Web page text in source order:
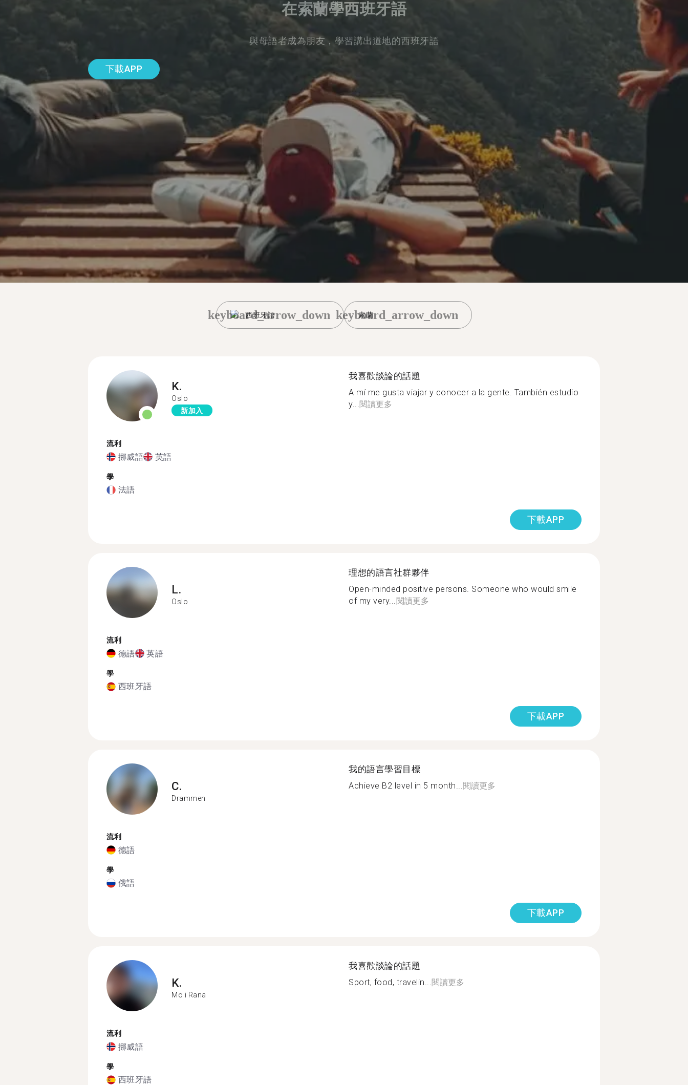
在索蘭學西班牙語
與母語者成為朋友，學習講出道地的西班牙語
下載APP
西班牙語
keyboard_arrow_down 索蘭
keyboard_arrow_down
K.
Oslo
新加入
流利
挪威語 英語
學
法語
我喜歡談論的話題
A mí me gusta viajar y conocer a la gente. También estudio
y...閱讀更多
下載APP
L.
Oslo
流利
德語 英語
學
西班牙語
理想的語言社群夥伴
Open-minded positive persons. Someone who would smile
of my very...閱讀更多
下載APP
C.
Drammen
流利
德語
學
俄語
我的語言學習目標
Achieve B2 level in 5 month...閱讀更多
下載APP
K.
Mo i Rana
流利
挪威語
學
西班牙語
我喜歡談論的話題
Sport, food, travelin...閱讀更多